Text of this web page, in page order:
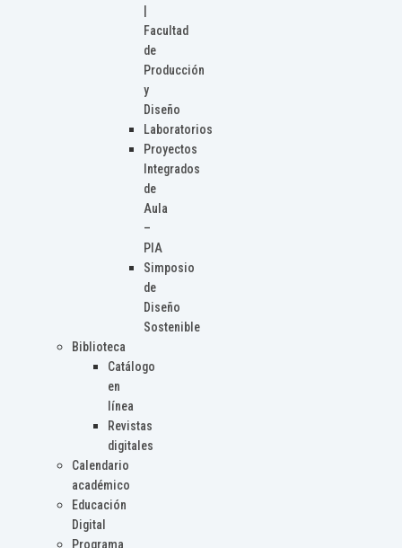
Facultad
de
Producción
y
Diseño
Laboratorios
Proyectos
Integrados
de
Aula
–
PIA
Simposio
de
Diseño
Sostenible
Biblioteca
Catálogo
en
línea
Revistas
digitales
Calendario
académico
Educación
Digital
Programa